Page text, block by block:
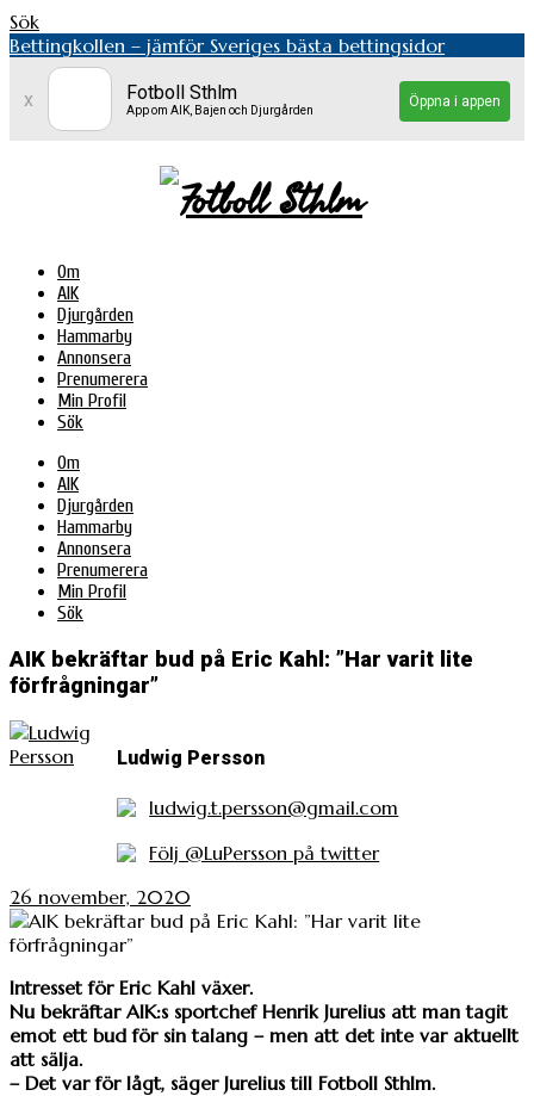
Sök
Bettingkollen – jämför Sveriges bästa bettingsidor
x Fotboll Sthlm
App om AIK, Bajen och Djurgården
Öppna i appen
Om
AIK
Djurgården
Hammarby
Annonsera
Prenumerera
Min Profil
Sök
Om
AIK
Djurgården
Hammarby
Annonsera
Prenumerera
Min Profil
Sök
AIK bekräftar bud på Eric Kahl: ”Har varit lite
förfrågningar”
Ludwig Persson
ludwig.t.persson@gmail.com
Följ @LuPersson på twitter
26 november, 2020
Intresset för Eric Kahl växer.
Nu bekräftar AIK:s sportchef Henrik Jurelius att man tagit
emot ett bud för sin talang – men att det inte var aktuellt
att sälja.
– Det var för lågt, säger Jurelius till Fotboll Sthlm.